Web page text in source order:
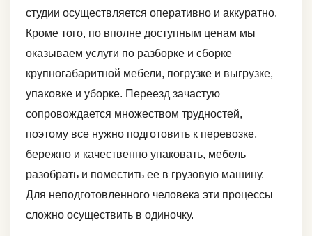
студии осуществляется оперативно и аккуратно.
Кроме того, по вполне доступным ценам мы
оказываем услуги по разборке и сборке
крупногабаритной мебели, погрузке и выгрузке,
упаковке и уборке. Переезд зачастую
сопровождается множеством трудностей,
поэтому все нужно подготовить к перевозке,
бережно и качественно упаковать, мебель
разобрать и поместить ее в грузовую машину.
Для неподготовленного человека эти процессы
сложно осуществить в одиночку.